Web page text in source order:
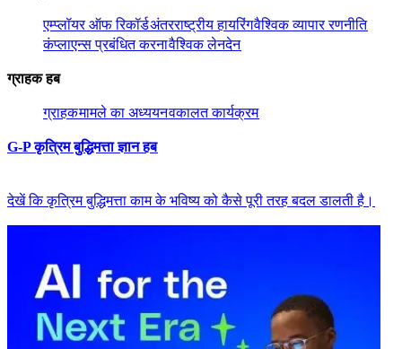
एम्प्लॉयर ऑफ रिकॉर्ड​​अंतरराष्ट्रीय हायरिंग​​वैश्विक व्यापार रणनीति​​
कंप्लाएन्स प्रबंधित करना​​वैश्विक लेनदेन​​
ग्राहक हब​​
ग्राहक​​मामले का अध्ययन​​वकालत कार्यक्रम​​
G-P कृत्रिम बुद्धिमत्ता ज्ञान हब​​
देखें कि कृत्रिम बुद्धिमत्ता काम के भविष्य को कैसे पूरी तरह बदल डालती है।​​